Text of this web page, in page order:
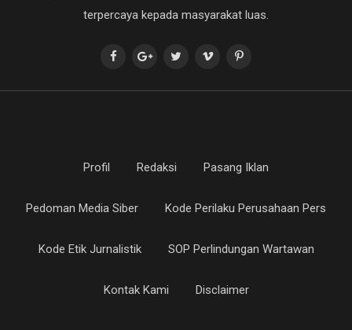
terpercaya kepada masyarakat luas.
Profil Redaksi Pasang Iklan
Pedoman Media Siber Kode Perilaku Perusahaan Pers
Kode Etik Jurnalistik SOP Perlindungan Wartawan
Kontak Kami Disclaimer